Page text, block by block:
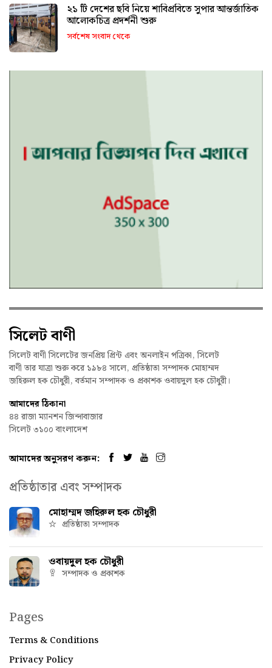
২১ টি দেশের ছবি নিয়ে শাবিপ্রবিতে সুপার আন্তর্জাতিক
আলোকচিত্র প্রদর্শনী শুরু
সর্বশেষ সংবাদ থেকে
সিলেট বাণী
সিলেট বাণী সিলেটের জনপ্রিয় প্রিন্ট এবং অনলাইন পত্রিকা, সিলেট
বাণী তার যাত্রা শুরু করে ১৯৮৪ সালে, প্রতিষ্ঠাতা সম্পাদক মোহাম্মদ
জহিরুল হক চৌধুরী, বর্তমান সম্পাদক ও প্রকাশক ওবায়দুল হক চৌধুরী।
আমাদের ঠিকানা
৪৪ রাজা ম্যানশন জিন্দাবাজার
সিলেট ৩১০০ বাংলাদেশ
আমাদের অনুসরণ করুন:
প্রতিষ্ঠাতার এবং সম্পাদক
মোহাম্মদ জহিরুল হক চৌধুরী
প্রতিষ্ঠাতা সম্পাদক
ওবায়দুল হক চৌধুরী
সম্পাদক ও প্রকাশক
Pages
Terms & Conditions
Privacy Policy